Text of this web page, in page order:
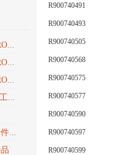
压
动
化
EATON威格士工业流体
头
R900740491
R900740493
R900740505
R900740568
R900740575
R900740577
R900740590
R900740597
R900740599